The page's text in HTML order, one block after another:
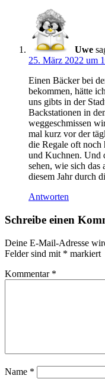
Uwe
25. März 2022 um
Einen Bäcker bei
bekommen, hätte
uns gibts in der
Backstationen in
weggeschmissen
mal kurz vor der
die Regale oft
und Kuchnen. Und
sehen, wie sich das
diesem Jahr durch
Antworten
Schreibe einen
Deine E-Mail-Adresse
Felder sind mit * markiert
Kommentar *
Name *